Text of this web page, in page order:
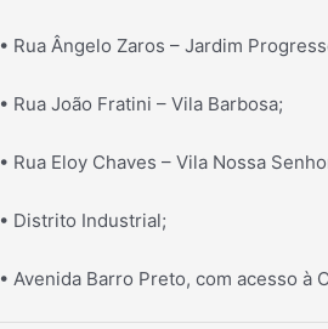
• Rua Ângelo Zaros – Jardim
• Rua João Fratini – Vila Barbosa;
• Rua Eloy Chaves – Vila Nossa
• Distrito Industrial;
• Avenida Barro Preto, com acesso à